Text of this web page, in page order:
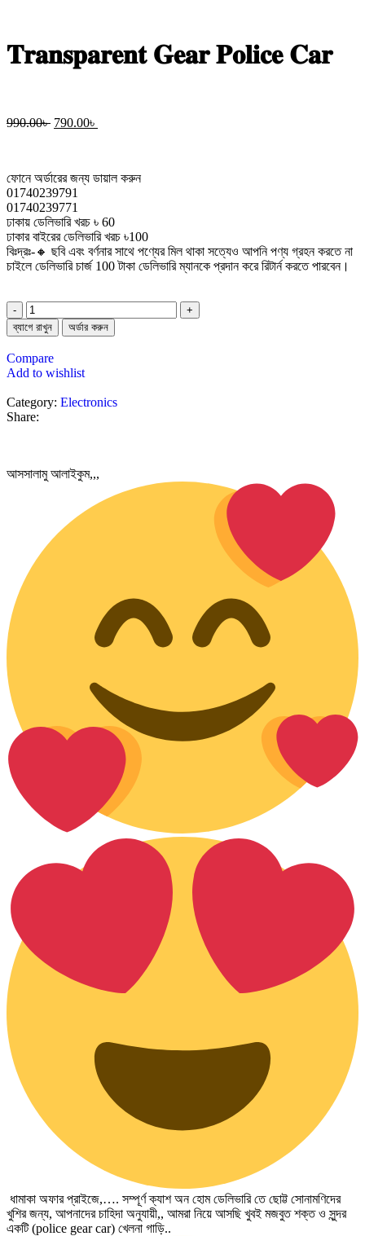
𝐓𝐫𝐚𝐧𝐬𝐩𝐚𝐫𝐞𝐧𝐭 𝐆𝐞𝐚𝐫 𝐏𝐨𝐥𝐢𝐜𝐞 𝐂𝐚𝐫
990.00৳ 790.00৳
ফোনে অর্ডারের জন্য ডায়াল করুন
01740239791
01740239771
ঢাকায় ডেলিভারি খরচ ৳ 60
ঢাকার বাইরের ডেলিভারি খরচ ৳100
বিঃদ্রঃ-🔸 ছবি এবং বর্ণনার সাথে পণ্যের মিল থাকা সত্যেও আপনি পণ্য গ্রহন করতে না
চাইলে ডেলিভারি চার্জ 100 টাকা ডেলিভারি ম্যানকে প্রদান করে রিটার্ন করতে পারবেন।
ব্যাগে রাখুন অর্ডার করুন
Compare
Add to wishlist
Category: Electronics
Share:
আসসালামু আলাইকুম,,,
ধামাকা অফার প্রাইজে,…. সম্পূর্ণ ক্যাশ অন হোম ডেলিভারি তে ছোট্ট সোনামণিদের
খুশির জন্য, আপনাদের চাহিদা অনুযায়ী,, আমরা নিয়ে আসছি খুবই মজবুত শক্ত ও সুন্দর
একটি (police gear car) খেলনা গাড়ি..